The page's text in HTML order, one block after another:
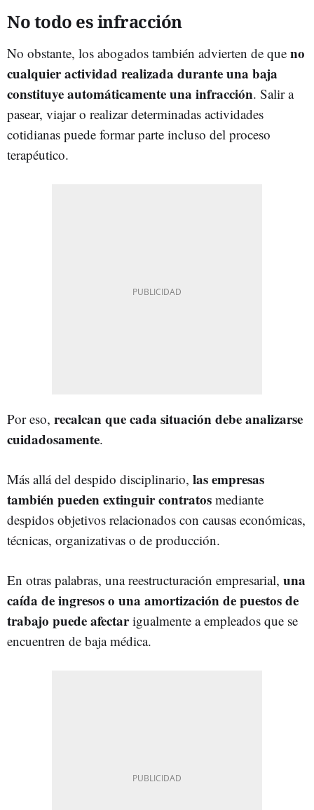
No todo es infracción
No obstante, los abogados también advierten de que no
cualquier actividad realizada durante una baja
constituye automáticamente una infracción. Salir a
pasear, viajar o realizar determinadas actividades
cotidianas puede formar parte incluso del proceso
terapéutico.
Por eso, recalcan que cada situación debe analizarse
cuidadosamente.
Más allá del despido disciplinario, las empresas
también pueden extinguir contratos mediante
despidos objetivos relacionados con causas económicas,
técnicas, organizativas o de producción.
En otras palabras, una reestructuración empresarial, una
caída de ingresos o una amortización de puestos de
trabajo puede afectarigualmente a empleados que se
encuentren de baja médica.